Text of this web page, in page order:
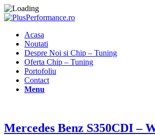
Acasa
Noutati
Despre Noi si Chip – Tuning
Oferta Chip – Tuning
Portofoliu
Contact
Menu
Mercedes Benz S350CDI –